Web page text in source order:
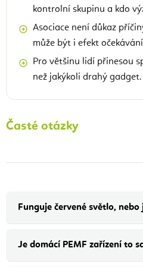
kontrolní skupinu a kdo
Asociace není důkaz
může být i efekt
Pro většinu lidí přinesou
než jakýkoli drahý gadget.
Časté otázky
Funguje červené světlo,
Je domácí PEMF zařízení to